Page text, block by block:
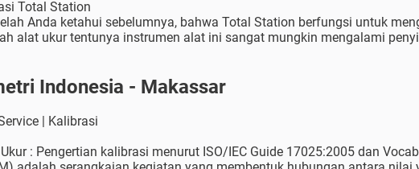
Total Station
Anda ketahui sebelumnya, bahwa Total Station berfungsi untuk
alat ukur tentunya instrumen alat ini sangat mungkin mengalami
Indonesia - Makassar
| Kalibrasi
: Pengertian kalibrasi menurut ISO/IEC Guide 17025:2005 dan